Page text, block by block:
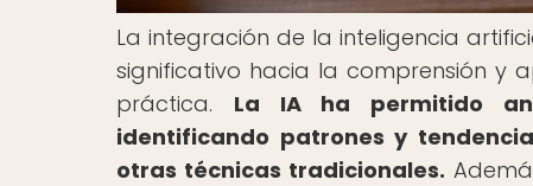
La integración de la inteligencia
significativo hacia la comprensión y
práctica. La IA ha permitido
identificando patrones y
otras técnicas tradicionales.